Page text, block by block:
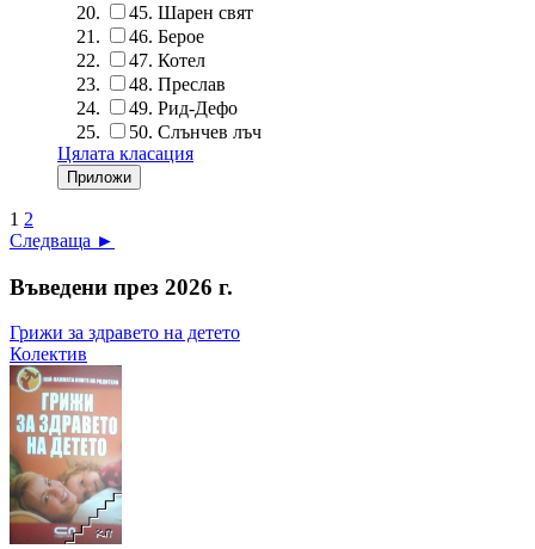
45. Шарен свят
46. Берое
47. Котел
48. Преслав
49. Рид-Дефо
50. Слънчев лъч
Цялата класация
1 2
Следваща ►
Въведени през 2026 г.
Грижи за здравето на детето
Колектив